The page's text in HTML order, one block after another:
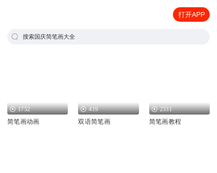
打开APP
搜索国庆简笔画大全
1752
简笔画动画
419
双语简笔画
2331
简笔画教程